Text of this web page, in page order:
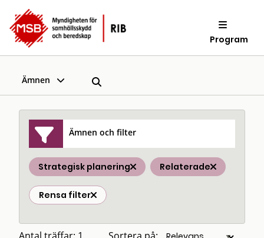
Program
Ämnen
Ämnen och filter
Strategisk planering Relaterade
Rensa filter